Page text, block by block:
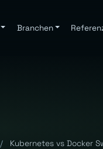
Branchen
/ Kubernetes vs Docker